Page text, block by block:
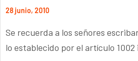
28 junio, 2010
Se recuerda a los señores
lo establecido por el artículo 1002